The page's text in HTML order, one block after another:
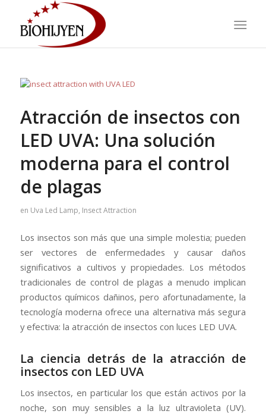
Atracción de insectos con
LED UVA: Una solución
moderna para el control
de plagas
en Uva Led Lamp, Insect Attraction
Los insectos son más que una simple molestia; pueden
ser vectores de enfermedades y causar daños
significativos a cultivos y propiedades. Los métodos
tradicionales de control de plagas a menudo implican
productos químicos dañinos, pero afortunadamente, la
tecnología moderna ofrece una alternativa más segura
y efectiva: la atracción de insectos con luces LED UVA.
La ciencia detrás de la atracción de
insectos con LED UVA
Los insectos, en particular los que están activos por la
noche, son muy sensibles a la luz ultravioleta (UV).